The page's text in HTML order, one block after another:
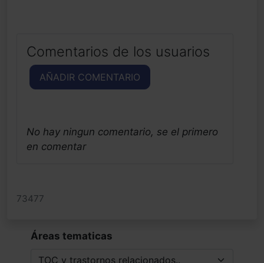
Comentarios de los usuarios
AÑADIR COMENTARIO
No hay ningun comentario, se el primero
en comentar
73477
Áreas tematicas